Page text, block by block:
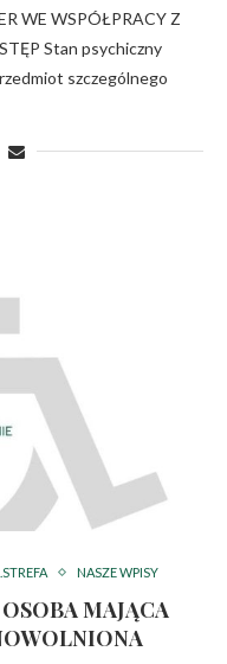
WE WSPÓŁPRACY Z
Stan psychiczny
szczególnego
NASZE WPISY
MAJĄCA